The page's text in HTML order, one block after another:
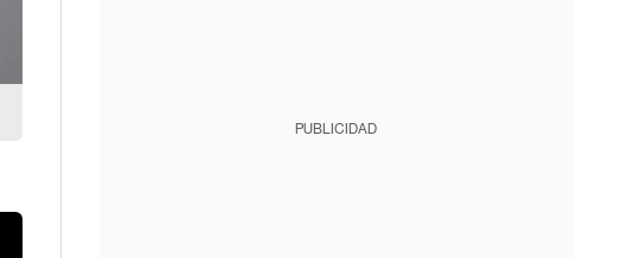
PUBLICIDAD